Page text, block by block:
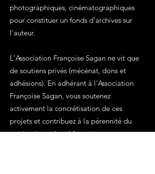
photographiques, cinématographiques
pour constituer un fonds d'archives sur
l'auteur.
L'Association Françoise Sagan ne vit que
de soutiens privés (mécénat, dons et
adhésions). En adhérant à l'Association
Françoise Sagan, vous soutenez
activement la concrétisation de ces
projets et contribuez à la pérennité du
patrimoine culturel français.